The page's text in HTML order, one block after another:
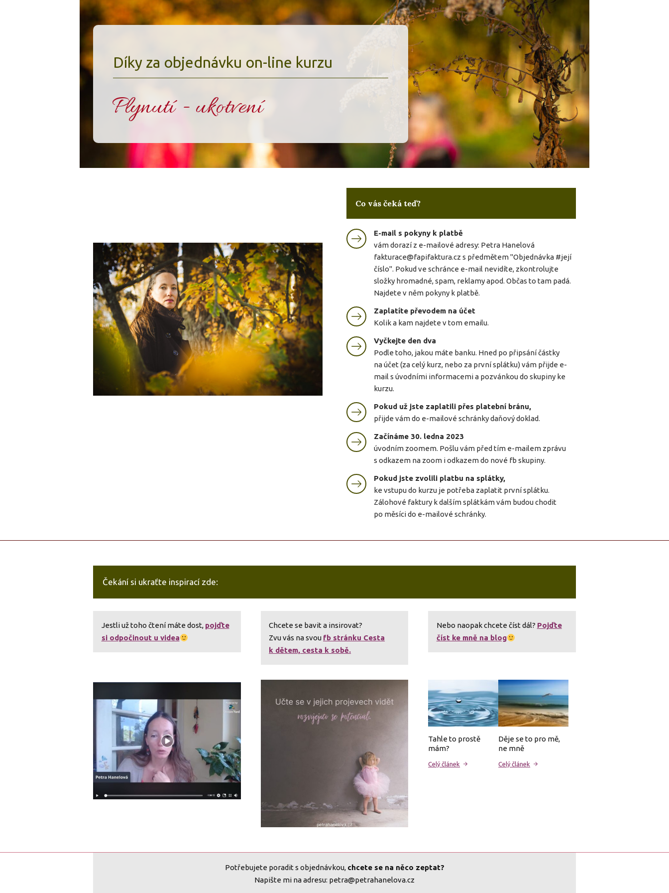
Díky za objednávku on-line kurzu
Plynutí - ukotvení
Co vás čeká teď?
E-mail s pokyny k platbě
vám dorazí z e-mailové adresy: Petra Hanelová
fakturace@fapifaktura.cz s předmětem "Objednávka #její
číslo". Pokud ve schránce e-mail nevidíte, zkontrolujte
složky hromadné, spam, reklamy apod. Občas to tam padá.
Najdete v něm pokyny k platbě.
Zaplatíte převodem na účet
Kolik a kam najdete v tom emailu.
Vyčkejte den dva
Podle toho, jakou máte banku. Hned po připsání částky
na účet (za celý kurz, nebo za první splátku) vám přijde e-
mail s úvodními informacemi a pozvánkou do skupiny ke
kurzu.
Pokud už jste zaplatili přes platební bránu,
přijde vám do e-mailové schránky daňový doklad.
Začínáme 30. ledna 2023
úvodním zoomem. Pošlu vám před tím e-mailem zprávu
s odkazem na zoom i odkazem do nové fb skupiny.
Pokud jste zvolili platbu na splátky,
ke vstupu do kurzu je potřeba zaplatit první splátku.
Zálohové faktury k dalším splátkám vám budou chodit
po měsíci do e-mailové schránky.
Čekání si ukraťte inspirací zde:
Jestli už toho čtení máte dost, pojďte
si odpočinout u videa
Chcete se bavit a insirovat?
Zvu vás na svou fb stránku Cesta
k dětem, cesta k sobě.
Nebo naopak chcete číst dál? Pojďte
číst ke mně na blog
Tahle to prostě
mám?
Celý článek
Děje se to pro mě,
ne mně
Celý článek
Potřebujete poradit s objednávkou, chcete se na něco zeptat?
Napište mi na adresu: petra@petrahanelova.cz